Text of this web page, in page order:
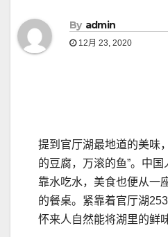
By admin
12月 23, 2020
提到官厅湖最地道的美味
的豆腐，万滚的鱼”。中
靠水吃水，美食也便从一
的餐桌。紧靠着官厅湖
怀来人自然能将湖里的鲜